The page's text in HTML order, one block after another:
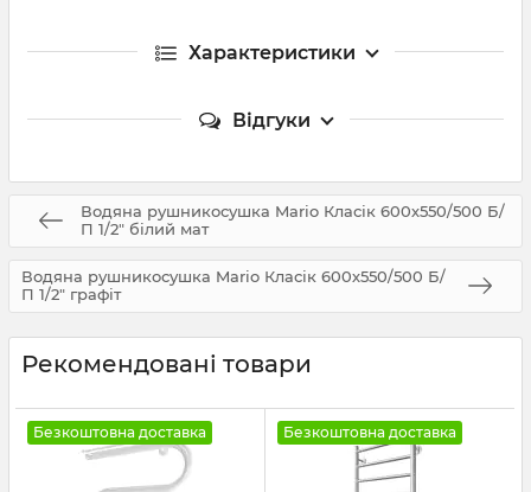
Характеристики
Відгуки
Водяна рушникосушка Mario Класік 600х550/500 Б/
П 1/2" білий мат
Водяна рушникосушка Mario Класік 600х550/500 Б/
П 1/2" графіт
Рекомендовані товари
Безкоштовна доставка Безкоштовна доставка